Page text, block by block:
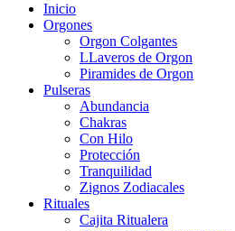
Inicio
Orgones
Orgon Colgantes
LLaveros de Orgon
Piramides de Orgon
Pulseras
Abundancia
Chakras
Con Hilo
Protección
Tranquilidad
Zignos Zodiacales
Rituales
Cajita Ritualera